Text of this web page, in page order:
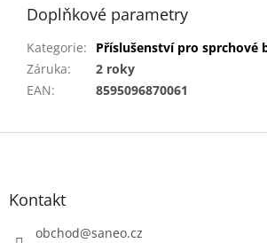
Doplňkové parametry
Kategorie:
Příslušenství pro sprchové
Záruka:
2 roky
EAN: 8595096870061
Z
Kontakt
obchod@saneo.cz